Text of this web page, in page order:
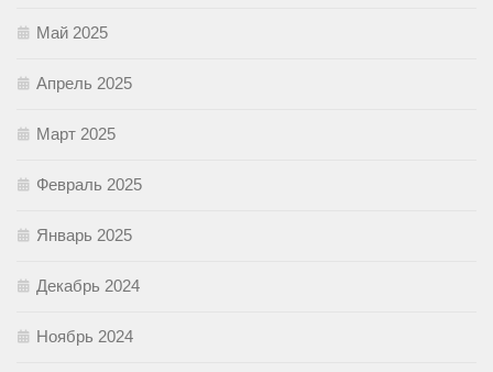
Май 2025
Апрель 2025
Март 2025
Февраль 2025
Январь 2025
Декабрь 2024
Ноябрь 2024